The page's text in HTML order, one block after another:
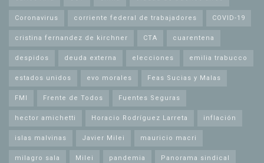
Coronavirus corriente federal de trabajadores COVID-19
cristina fernandez de kirchner CTA cuarentena
despidos deuda externa elecciones emilia trabucco
estados unidos evo morales Feas Sucias y Malas
FMI Frente de Todos Fuentes Seguras
hector amichetti Horacio Rodríguez Larreta inflación
islas malvinas Javier Milei mauricio macri
milagro sala Milei pandemia Panorama sindical